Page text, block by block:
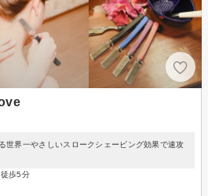
世界一やさしいスロークシェービング効果で速攻
歩5分